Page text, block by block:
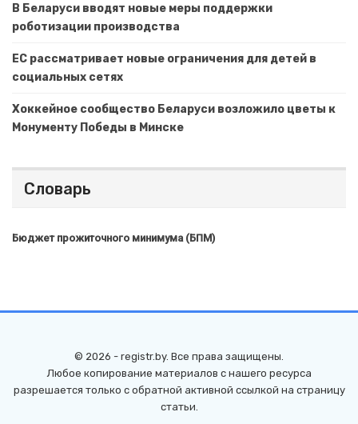
В Беларуси вводят новые меры поддержки
роботизации производства
ЕС рассматривает новые ограничения для детей в
социальных сетях
Хоккейное сообщество Беларуси возложило цветы к
Монументу Победы в Минске
Словарь
Бюджет прожиточного минимума (БПМ)
© 2026 - registr.by. Все права защищены.
Любое копирование материалов с нашего ресурса
разрешается только с обратной активной ссылкой на страницу
статьи.